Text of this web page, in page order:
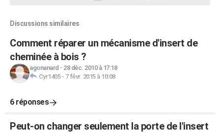
Discussions similaires
Comment réparer un mécanisme d'insert de
cheminée à bois ?
agonanard - 28 déc. 2010 à 17:18
Cyr1405- 7 févr. 2015 à 10:08
6 réponses
Peut-on changer seulement la porte de l'insert